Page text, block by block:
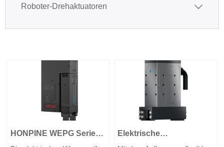
Roboter-Drehaktuatoren 
HONPINE WEPG Serie
elektrische Wiegegreifer
Elektrische
Parallelgreifer der